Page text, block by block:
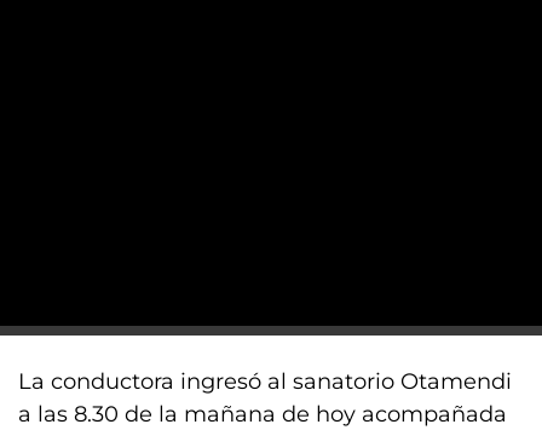
La conductora ingresó al sanatorio Otamendi
a las 8.30 de la mañana de hoy acompañada